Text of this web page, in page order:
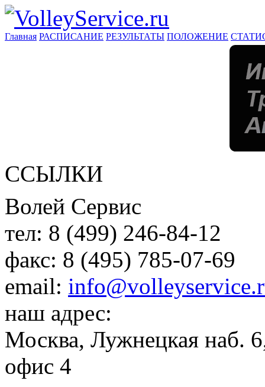
Главная РАСПИСАНИЕ РЕЗУЛЬТАТЫ ПОЛОЖЕНИЕ
ССЫЛКИ
Волей Сервис
тел: 8 (499) 246-84-12
факс: 8 (495) 785-07-69
email:
наш адрес:
Москва, Лужнецкая наб.
офис 4